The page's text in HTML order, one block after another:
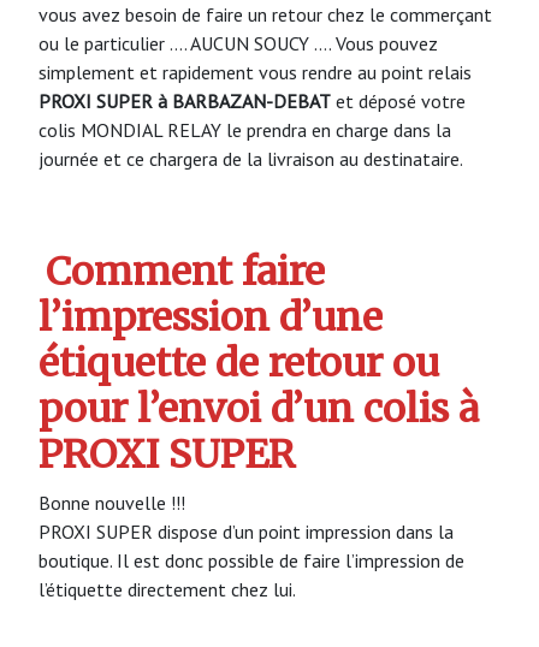
vous avez besoin de faire un retour chez le commerçant
ou le particulier …. AUCUN SOUCY …. Vous pouvez
simplement et rapidement vous rendre au point relais
PROXI SUPER à BARBAZAN-DEBAT et déposé votre
colis MONDIAL RELAY le prendra en charge dans la
journée et ce chargera de la livraison au destinataire.
Comment faire
l’impression d’une
étiquette de retour ou
pour l’envoi d’un colis à
PROXI SUPER
Bonne nouvelle !!!
PROXI SUPER dispose d’un point impression dans la
boutique. Il est donc possible de faire l’impression de
l’étiquette directement chez lui.